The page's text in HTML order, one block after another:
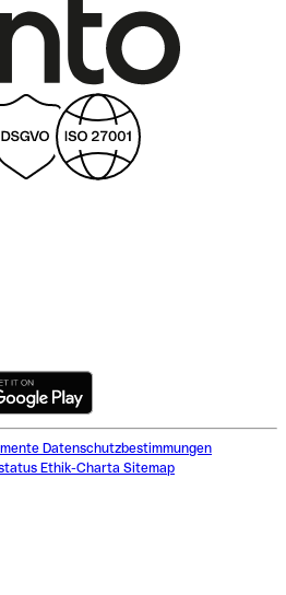
Datenschutzbestimmungen
Ethik-Charta Sitemap